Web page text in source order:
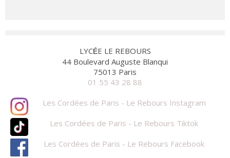
LYCÉE LE REBOURS
44 Boulevard Auguste Blanqui
75013 Paris
01 55 43 28 88
Les Cordées de Paris - Le Rebours Instagram
Les Cordées de Paris - Le Rebours Tiktok
Les Cordées de Paris - Le Rebours Facebook